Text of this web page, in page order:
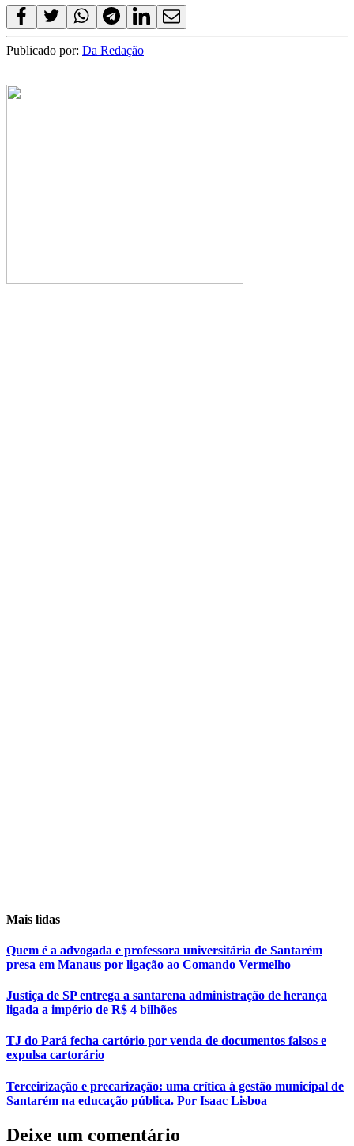
Publicado por: Da Redação
Mais lidas
Quem é a advogada e professora universitária de Santarém
presa em Manaus por ligação ao Comando Vermelho
Justiça de SP entrega a santarena administração de herança
ligada a império de R$ 4 bilhões
TJ do Pará fecha cartório por venda de documentos falsos e
expulsa cartorário
Terceirização e precarização: uma crítica à gestão municipal de
Santarém na educação pública. Por Isaac Lisboa
Deixe um comentário